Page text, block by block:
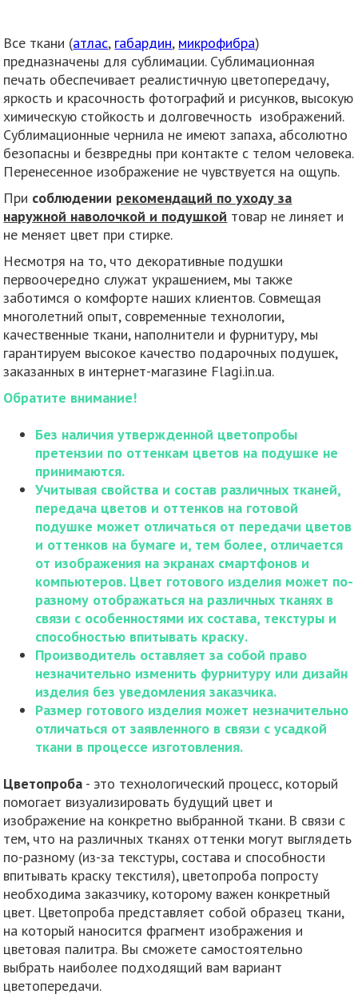
Все ткани (атлас, габардин, микрофибра)
предназначены для сублимации. Сублимационная
печать обеспечивает реалистичную цветопередачу,
яркость и красочность фотографий и рисунков, высокую
химическую стойкость и долговечность изображений.
Сублимационные чернила не имеют запаха, абсолютно
безопасны и безвредны при контакте с телом человека.
Перенесенное изображение не чувствуется на ощупь.
При соблюдении рекомендаций по уходу за
наружной наволочкой и подушкой товар не линяет и
не меняет цвет при стирке.
Несмотря на то, что декоративные подушки
первоочередно служат украшением, мы также
заботимся о комфорте наших клиентов. Совмещая
многолетний опыт, современные технологии,
качественные ткани, наполнители и фурнитуру, мы
гарантируем высокое качество подарочных подушек,
заказанных в интернет-магазине Flagi.in.ua.
Обратите внимание!
Без наличия утвержденной цветопробы
претензии по оттенкам цветов на подушке не
принимаются.
Учитывая свойства и состав различных тканей,
передача цветов и оттенков на готовой
подушке может отличаться от передачи цветов
и оттенков на бумаге и, тем более, отличается
от изображения на экранах смартфонов и
компьютеров. Цвет готового изделия может по-
разному отображаться на различных тканях в
связи с особенностями их состава, текстуры и
способностью впитывать краску.
Производитель оставляет за собой право
незначительно изменить фурнитуру или дизайн
изделия без уведомления заказчика.
Размер готового изделия может незначительно
отличаться от заявленного в связи с усадкой
ткани в процессе изготовления.
Цветопроба - это технологический процесс, который
помогает визуализировать будущий цвет и
изображение на конкретно выбранной ткани. В связи с
тем, что на различных тканях оттенки могут выглядеть
по-разному (из-за текстуры, состава и способности
впитывать краску текстиля), цветопроба попросту
необходима заказчику, которому важен конкретный
цвет. Цветопроба представляет собой образец ткани,
на который наносится фрагмент изображения и
цветовая палитра. Вы сможете самостоятельно
выбрать наиболее подходящий вам вариант
цветопередачи.